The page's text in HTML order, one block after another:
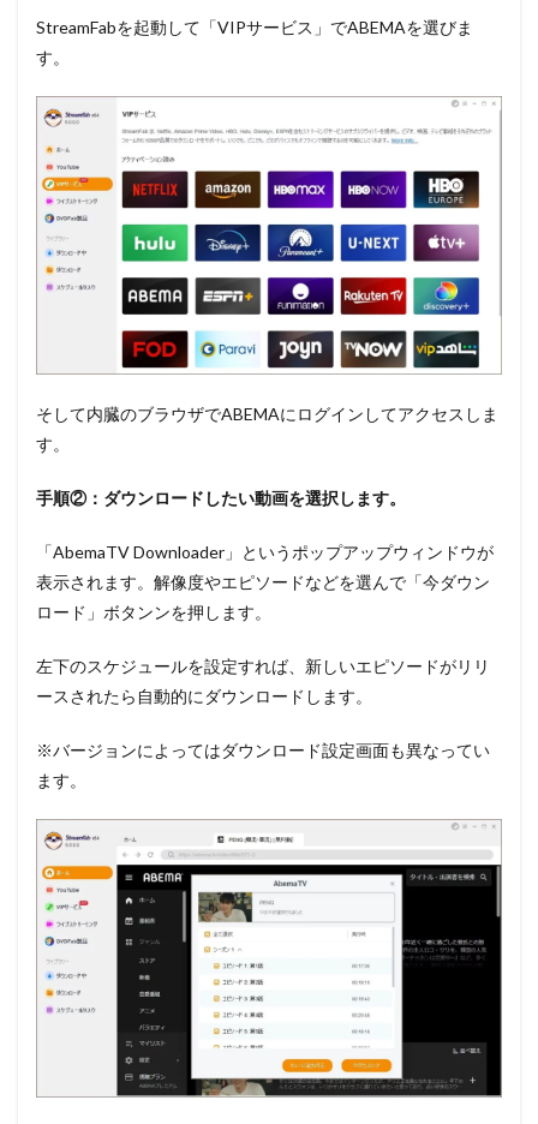
StreamFabを起動して「VIPサービス」でABEMAを選びま
す。
そして内臓のブラウザでABEMAにログインしてアクセスしま
す。
手順②：ダウンロードしたい動画を選択します。
「AbemaTV Downloader」というポップアップウィンドウが
表示されます。解像度やエピソードなどを選んで「今ダウン
ロード」ボタンンを押します。
左下のスケジュールを設定すれば、新しいエピソードがリリ
ースされたら自動的にダウンロードします。
※バージョンによってはダウンロード設定画面も異なってい
ます。